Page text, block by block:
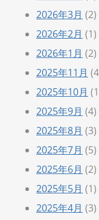
2026年3月 (2)
2026年2月 (1)
2026年1月 (2)
2025年11月
2025年10月
2025年9月 (4)
2025年8月 (3)
2025年7月 (5)
2025年6月 (2)
2025年5月 (1)
2025年4月 (3)